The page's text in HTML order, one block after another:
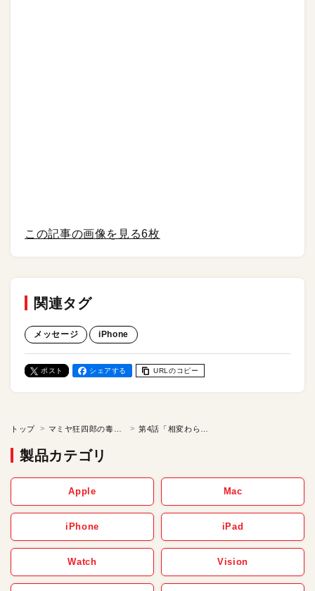
この記事の画像を見る6枚
関連タグ
メッセージ iPhone
ポスト シェアする URLのコピー
トップ
製品カテゴリ
Apple Mac
iPhone iPad
Watch Vision